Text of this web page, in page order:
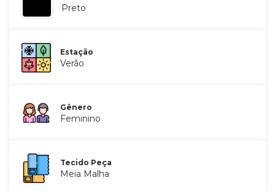
Preto
Estação
Verão
Gênero
Feminino
Tecido Peça
Meia Malha